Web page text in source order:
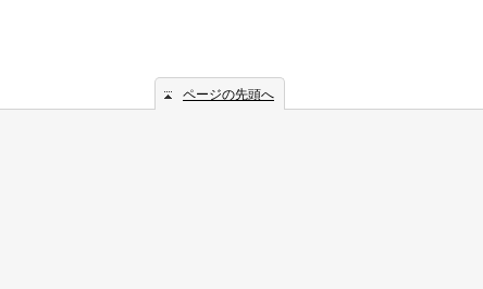
ページの先頭へ